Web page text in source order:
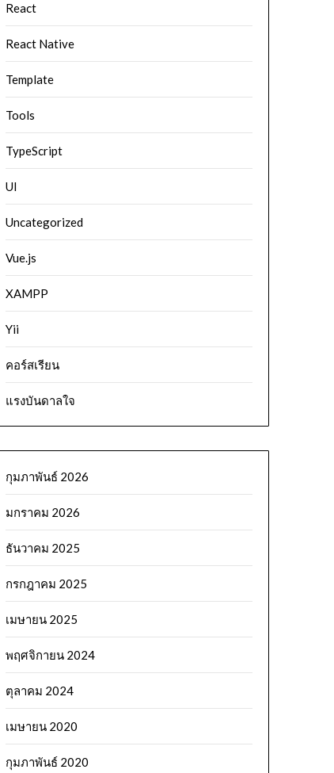
React
React Native
Template
Tools
TypeScript
UI
Uncategorized
Vue.js
XAMPP
Yii
คอร์สเรียน
แรงบันดาลใจ
กุมภาพันธ์ 2026
มกราคม 2026
ธันวาคม 2025
กรกฎาคม 2025
เมษายน 2025
พฤศจิกายน 2024
ตุลาคม 2024
เมษายน 2020
กุมภาพันธ์ 2020